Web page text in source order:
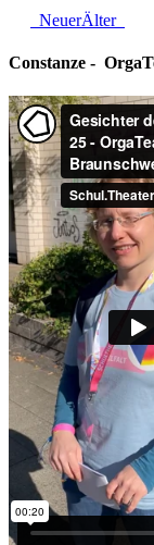
NeuerÄlter
Constanze -